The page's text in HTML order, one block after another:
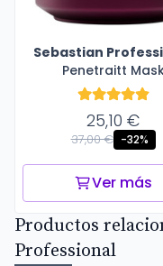
Sebastian
Penetraitt
25,10 €
37,00 € -32%
Ver más
Productos
Professional